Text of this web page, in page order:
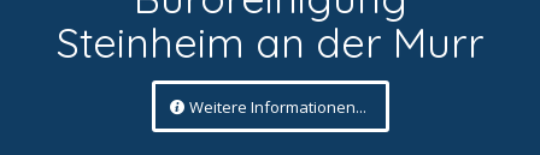
Steinheim an der Murr
Weitere Informationen...